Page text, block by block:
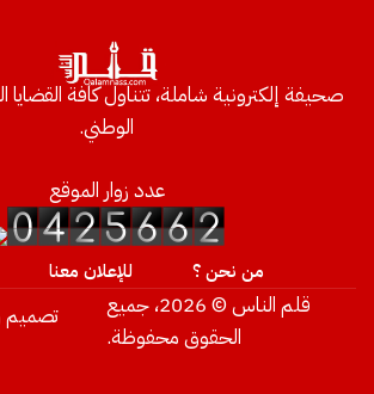
صحيفة إلكترونية شاملة، تتناول كافة القضايا
الوطني.
عدد زوار الموقع
من نحن ؟ للإعلان معنا
قلم الناس © 2026، جميع
الحقوق محفوظة.
تصميم